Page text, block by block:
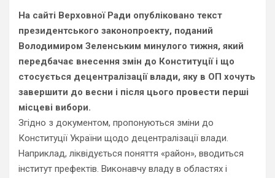
На сайті Верховної Ради опубліковано текст
президентського законопроекту, поданий
Володимиром Зеленським минулого тижня, який
передбачає внесення змін до Конституції і що
стосується децентралізації влади, яку в ОП хочуть
завершити до весни і після цього провести перші
місцеві вибори.
Згідно з документом, пропонуються зміни до
Конституції України щодо децентралізації влади.
Наприклад, ліквідується поняття «район», вводиться
інститут префектів. Виконавчу владу в областях і